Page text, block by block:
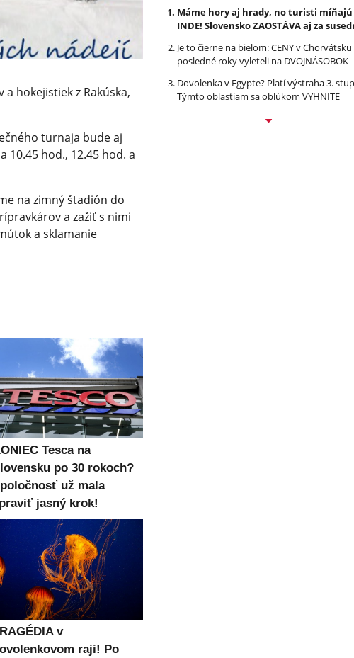
hokejistiek z Rakúska,
turnaja bude aj
hod., 12.45 hod. a
na zimný štadión do
a zažiť s nimi
a sklamanie
Tesca na
po 30 rokoch?
už mala
jasný krok!
v
raji! Po
Máme hory aj hrady, no turisti míňajú
INDE! Slovensko ZAOSTÁVA aj za
Je to čierne na bielom: CENY v Chorvátsku
posledné roky vyleteli na DVOJNÁSOBOK
Dovolenka v Egypte? Platí výstraha 3.
Týmto oblastiam sa oblúkom VYHNITE